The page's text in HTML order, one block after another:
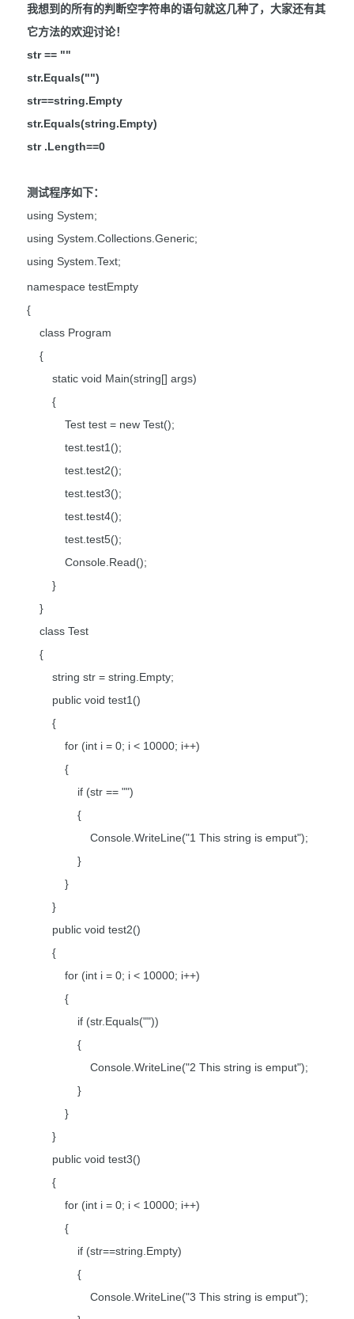
我想到的所有的判断空字符串的语句就这几种了，大家还有其
它方法的欢迎讨论！
str == ""
str.Equals("")
str==string.Empty
str.Equals(string.Empty)
str .Length==0
测试程序如下：
using System;
using System.Collections.Generic;
using System.Text;
namespace testEmpty
{
class Program
{
static void Main(string[] args)
{
Test test = new Test();
test.test1();
test.test2();
test.test3();
test.test4();
test.test5();
Console.Read();
}
}
class Test
{
string str = string.Empty;
public void test1()
{
for (int i = 0; i < 10000; i++)
{
if (str == "")
{
Console.WriteLine("1 This string is emput");
}
}
}
public void test2()
{
for (int i = 0; i < 10000; i++)
{
if (str.Equals(""))
{
Console.WriteLine("2 This string is emput");
}
}
}
public void test3()
{
for (int i = 0; i < 10000; i++)
{
if (str==string.Empty)
{
Console.WriteLine("3 This string is emput");